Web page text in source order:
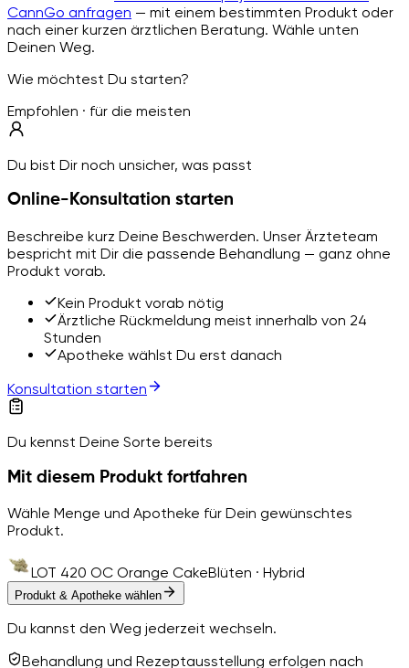
CannGo anfragen — mit einem bestimmten Produkt oder
nach einer kurzen ärztlichen Beratung. Wähle unten
Deinen Weg.
Wie möchtest Du starten?
Empfohlen · für die meisten
Du bist Dir noch unsicher, was passt
Online-Konsultation starten
Beschreibe kurz Deine Beschwerden. Unser Ärzteteam
bespricht mit Dir die passende Behandlung — ganz ohne
Produkt vorab.
Kein Produkt vorab nötig
Ärztliche Rückmeldung meist innerhalb von 24
Stunden
Apotheke wählst Du erst danach
Konsultation starten
Du kennst Deine Sorte bereits
Mit diesem Produkt fortfahren
Wähle Menge und Apotheke für Dein gewünschtes
Produkt.
LOT 420 OC Orange CakeBlüten · Hybrid
Produkt & Apotheke wählen
Du kannst den Weg jederzeit wechseln.
Behandlung und Rezeptausstellung erfolgen nach